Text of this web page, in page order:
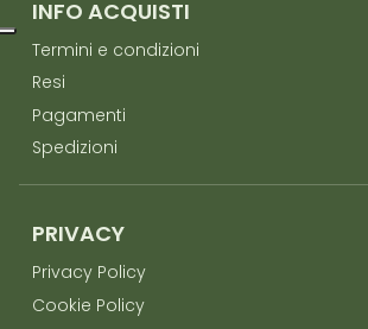
INFO ACQUISTI
Termini e condizioni
Resi
Pagamenti
Spedizioni
PRIVACY
Privacy Policy
Cookie Policy